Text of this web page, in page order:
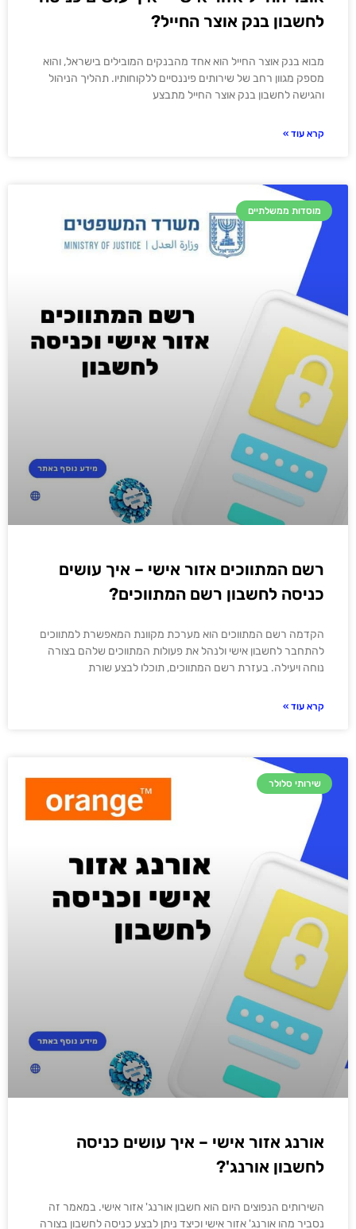
לחשבון בנק אוצר החייל?
מבוא בנק אוצר החייל הוא אחד מהבנקים המובילים בישראל, והוא
מספק מגוון רחב של שירותים פיננסיים ללקוחותיו. תהליך הניהול
והגישה לחשבון בנק אוצר החייל מתבצע
קרא עוד »
מוסדות ממשלתיים
רשם המתווכים אזור אישי – איך עושים
כניסה לחשבון רשם המתווכים?
הקדמה רשם המתווכים הוא מערכת מקוונת המאפשרת למתווכים
להתחבר לחשבון אישי ולנהל את פעולות המתווכים שלהם בצורה
נוחה ויעילה. בעזרת רשם המתווכים, תוכלו לבצע שורת
קרא עוד »
שירותי סלולר
אורנג אזור אישי – איך עושים כניסה
לחשבון אורנג'?
השירותים הנפוצים היום הוא חשבון אורנג' אזור אישי. במאמר זה
נסביר מהו אורנג' אזור אישי וכיצד ניתן לבצע כניסה לחשבון בצורה